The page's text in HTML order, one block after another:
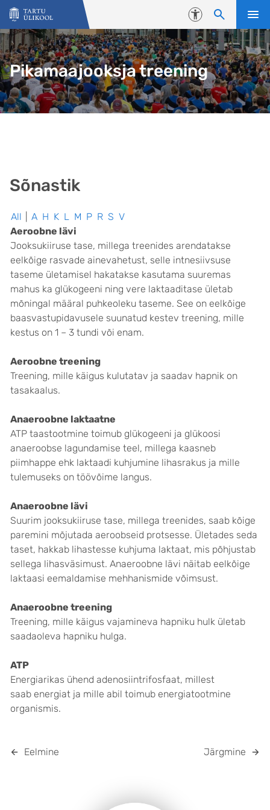
Liigu edasi põhisisu juurde
Juurdepääsetavus
Pikamaajooksja treening
Sõnastik
All A H K L M P R S V
Aeroobne lävi
Jooksukiiruse tase, millega treenides arendatakse
eelkõige rasvade ainevahetust, selle intnesiivsuse
taseme ületamisel hakatakse kasutama suuremas
mahus ka glükogeeni ning vere laktaaditase ületab
mõningal määral puhkeoleku taseme. See on eelkõige
baasvastupidavusele suunatud kestev treening, mille
kestus on 1 – 3 tundi või enam.
Aeroobne treening
Treening, mille käigus kulutatav ja saadav hapnik on
tasakaalus.
Anaeroobne laktaatne
ATP taastootmine toimub glükogeeni ja glükoosi
anaeroobse lagundamise teel, millega kaasneb
piimhappe ehk laktaadi kuhjumine lihasrakus ja mille
tulemuseks on töövõime langus.
Anaeroobne lävi
Suurim jooksukiiruse tase, millega treenides, saab kõige
paremini mõjutada aeroobseid protsesse. Ületades seda
taset, hakkab lihastesse kuhjuma laktaat, mis põhjustab
sellega lihasväsimust. Anaeroobne lävi näitab eelkõige
laktaasi eemaldamise mehhanismide võimsust.
Anaeroobne treening
Treening, mille käigus vajamineva hapniku hulk ületab
saadaoleva hapniku hulga.
ATP
Energiarikas ühend adenosiintrifosfaat, millest
saab energiat ja mille abil toimub energiatootmine
organismis.
Eelmine Järgmine